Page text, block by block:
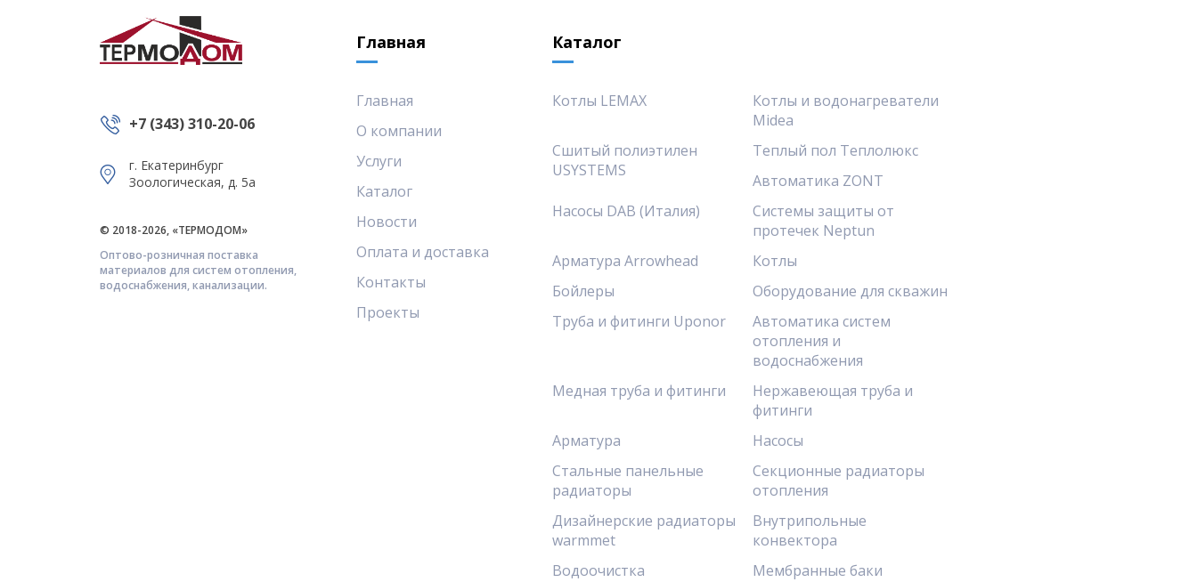
Главная Каталог
+7 (343) 310-20-06
г. Екатеринбург
Зоологическая, д. 5а
© 2018-2026, «ТЕРМОДОМ»
Оптово-розничная поставка
материалов для систем отопления,
водоснабжения, канализации.
Главная
О компании
Услуги
Каталог
Новости
Оплата и доставка
Контакты
Проекты
Котлы LEMAX
Котлы и водонагреватели
Midea
Сшитый полиэтилен
USYSTEMS
Теплый пол Теплолюкс
Автоматика ZONT
Насосы DAB (Италия)
Системы защиты от
протечек Neptun
Арматура Arrowhead
Котлы
Бойлеры
Оборудование для скважин
Труба и фитинги Uponor
Автоматика систем
отопления и
водоснабжения
Медная труба и фитинги
Нержавеющая труба и
фитинги
Арматура
Насосы
Стальные панельные
радиаторы
Секционные радиаторы
отопления
Дизайнерские радиаторы
warmmet
Внутрипольные
конвектора
Водоочистка
Мембранные баки